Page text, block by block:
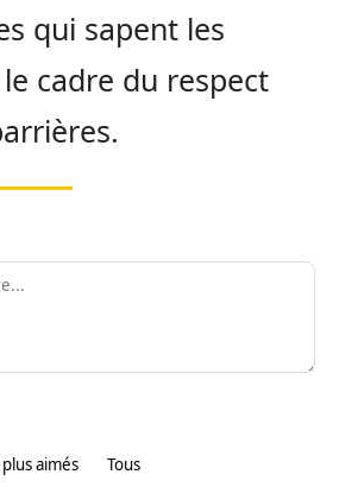
qui sapent les
cadre du respect
plus aimés Tous